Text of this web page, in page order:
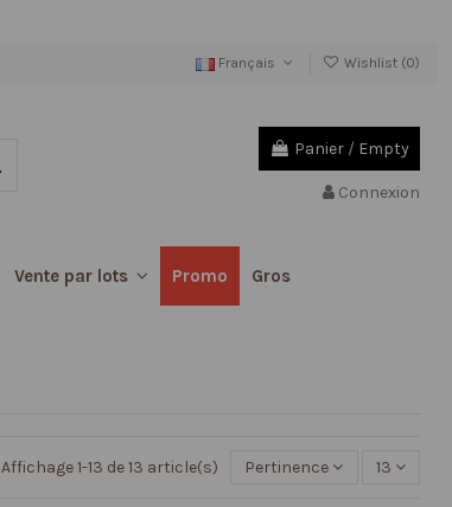
Français Wishlist (0)
Panier / Empty
Connexion
Vente par lots Promo Gros
Affichage 1-13 de 13 article(s) Pertinence 13